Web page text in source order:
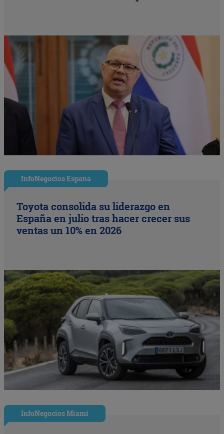
InfoNegocios España
Toyota consolida su liderazgo en
España en julio tras hacer crecer sus
ventas un 10% en 2026
InfoNegocios Miami